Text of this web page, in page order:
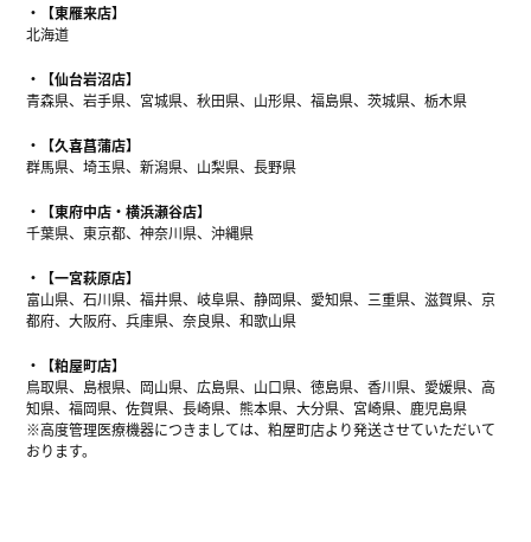
【東雁来店】
北海道
【仙台岩沼店】
青森県、岩手県、宮城県、秋田県、山形県、福島県、茨城県、栃木県
【久喜菖蒲店】
群馬県、埼玉県、新潟県、山梨県、長野県
【東府中店・横浜瀬谷店】
千葉県、東京都、神奈川県、沖縄県
【一宮萩原店】
富山県、石川県、福井県、岐阜県、静岡県、愛知県、三重県、滋賀県、京
都府、大阪府、兵庫県、奈良県、和歌山県
【粕屋町店】
鳥取県、島根県、岡山県、広島県、山口県、徳島県、香川県、愛媛県、高
知県、福岡県、佐賀県、長崎県、熊本県、大分県、宮崎県、鹿児島県
※高度管理医療機器につきましては、粕屋町店より発送させていただいて
おります。